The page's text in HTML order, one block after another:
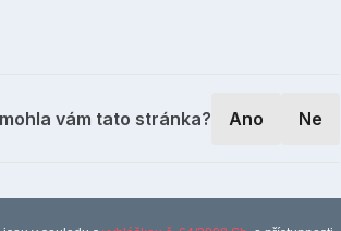
vám tato stránka? Ano Ne